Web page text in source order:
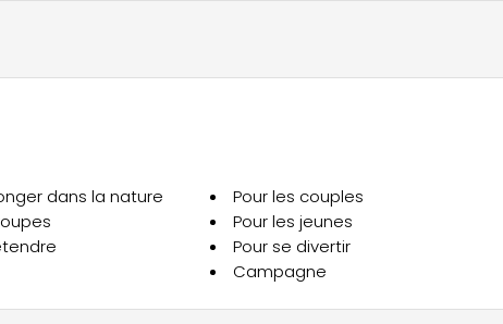
dans la nature
Pour les couples
Pour les jeunes
Pour se divertir
Campagne